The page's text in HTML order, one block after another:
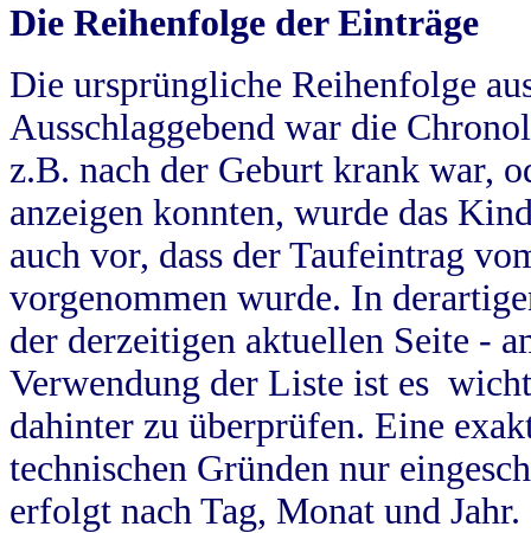
Die Reihenfolge der Einträge
Die ursprüngliche Reihenfolge
Ausschlaggebend war die
z.B. nach der Geburt krank war,
anzeigen konnten, wurde das
auch vor, dass der Taufeintrag
vorgenommen wurde. In
der derzeitigen aktuellen Seite -
Verwendung der Liste ist es
dahinter zu überprüfen. Eine
technischen Gründen nur
erfolgt nach Tag, Monat und Jahr.